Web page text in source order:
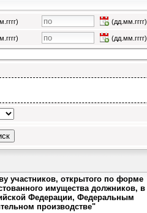
(дд.мм.гггг)
(дд.мм.гггг)
участников, открытого по форме
имущества должников, в
Федерации, Федеральным
производстве"